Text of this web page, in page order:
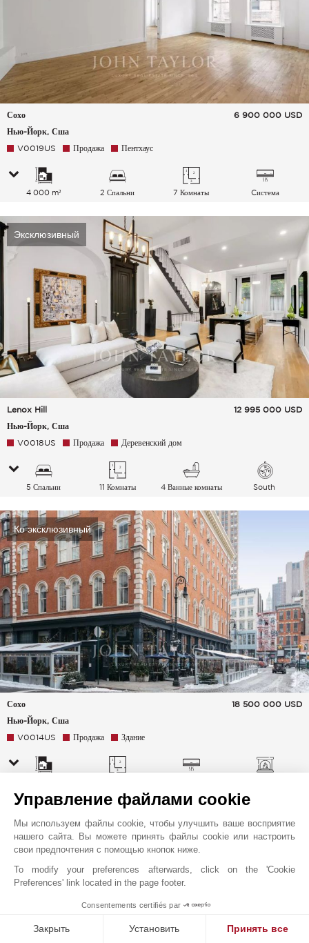
Сохо
Нью-Йорк, Сша
6 900 000 USD
V0019US Продажа Пентхаус
4 000 m² 2 Спальни 7 Комнаты
Cистема
Эксклюзивный
Lenox Hill
Нью-Йорк, Сша
12 995 000 USD
V0018US Продажа Деревенский дом
5 Спальни 11 Комнаты 4 Ванные комнаты South
Ко эксклюзивный
Сохо
Нью-Йорк, Сша
18 500 000 USD
V0014US Продажа Здание
кондиционирования
Эксклюзивный
Управление файлами cookie
Мы используем файлы cookie, чтобы улучшить ваше восприятие
нашего сайта. Вы можете принять файлы cookie или настроить
свои предпочтения с помощью кнопок ниже.
To modify your preferences afterwards, click on the 'Cookie
Preferences' link located in the page footer.
Consentements certifiés par
Закрыть Установить Принять все